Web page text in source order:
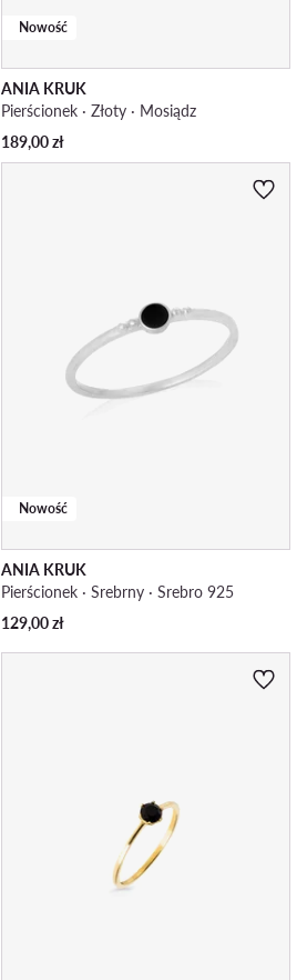
Nowość
ANIA KRUK
Pierścionek · Złoty · Mosiądz
189,00zł
Nowość
ANIA KRUK
Pierścionek · Srebrny · Srebro 925
129,00zł